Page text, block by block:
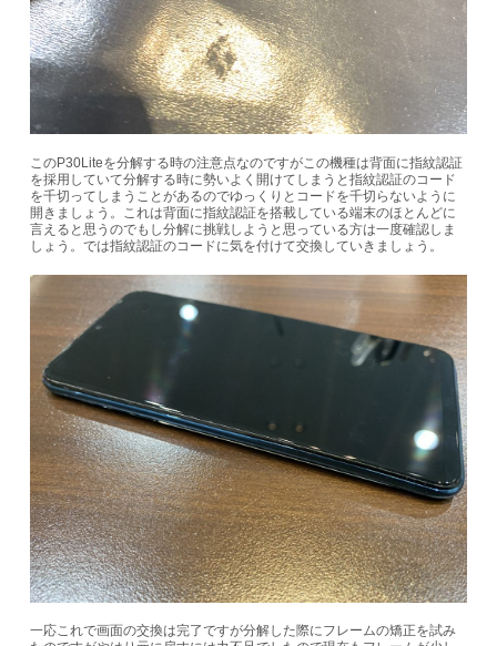
このP30Liteを分解する時の注意点なのですがこの機種は背面に指紋認証
を採用していて分解する時に勢いよく開けてしまうと指紋認証のコード
を千切ってしまうことがあるのでゆっくりとコードを千切らないように
開きましょう。これは背面に指紋認証を搭載している端末のほとんどに
言えると思うのでもし分解に挑戦しようと思っている方は一度確認しま
しょう。では指紋認証のコードに気を付けて交換していきましょう。
一応これで画面の交換は完了ですが分解した際にフレームの矯正を試み